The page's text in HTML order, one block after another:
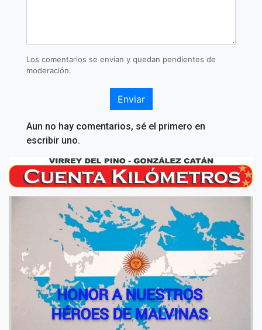
Los comentarios se envían y quedan pendientes de
moderación.
Enviar
Aun no hay comentarios, sé el primero en
escribir uno.